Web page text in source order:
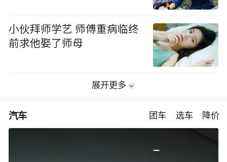
小伙拜师学艺 师傅重病临终
前求他娶了师母
展开更多
汽车 团车 选车 降价